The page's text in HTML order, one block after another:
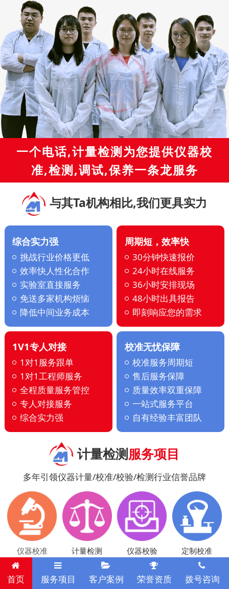
一个电话,计量检测为您提供仪器校
准,检测,调试,保养一条龙服务
与其Ta机构相比,我们更具实力
综合实力强
挑战行业价格更低
效率快人性化合作
实验室直接服务
免送多家机构烦恼
降低中间业务成本
周期短，效率快
30分钟快速报价
24小时在线服务
36小时安排现场
48小时出具报告
即刻响应您的需求
1V1专人对接
1对1服务跟单
1对1工程师服务
全程质量服务管控
专人对接服务
综合实力强
校准无忧保障
校准服务周期短
售后服务保障
质量效率双重保障
一站式服务平台
自有经验丰富团队
计量检测服务项目
多年引领仪器计量/校准/校验/检测行业信誉品牌
仪器校准 计量检测 仪器校验 定制校准
首页 服务项目 客户案例 荣誉资质 拨号咨询